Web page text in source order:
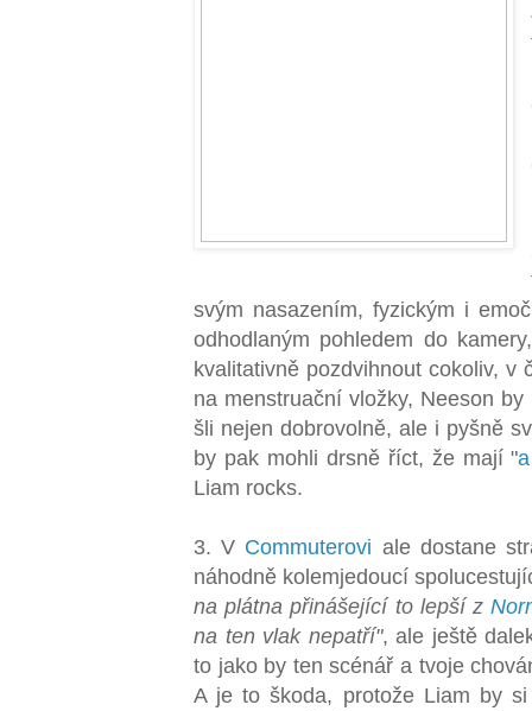
svým nasazením, fyzickým i
odhodlaným pohledem do
kvalitativně pozdvihnout cokoliv,
na menstruační vložky, Neeson
šli nejen dobrovolně, ale i pyšně
by pak mohli drsně říct, že mají "
Liam rocks.
3. V Commuterovi ale dostane
náhodně kolemjedoucí
na plátna přinášející to lepší z
na ten vlak nepatří", ale ještě
to jako by ten scénář a tvoje
A je to škoda, protože Liam by